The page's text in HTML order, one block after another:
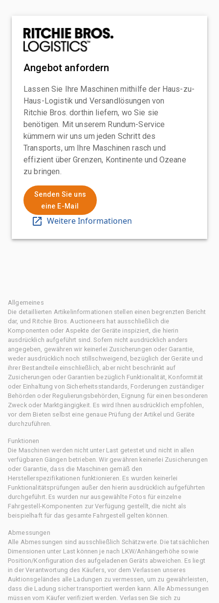
Angebot anfordern
Lassen Sie Ihre Maschinen mithilfe der Haus-zu-
Haus-Logistik und Versandlösungen von
Ritchie Bros. dorthin liefern, wo Sie sie
benötigen. Mit unserem Rundum-Service
kümmern wir uns um jeden Schritt des
Transports, um Ihre Maschinen rasch und
effizient über Grenzen, Kontinente und Ozeane
zu bringen.
Senden Sie uns
eine E-Mail
Weitere Informationen
Allgemeines
Die detaillierten Artikelinformationen stellen einen begrenzten Bericht
dar, und Ritchie Bros. Auctioneers hat ausschließlich die
Komponenten oder Aspekte der Geräte inspiziert, die hierin
ausdrücklich aufgeführt sind. Sofern nicht ausdrücklich anders
angegeben, gewähren wir keinerlei Zusicherungen oder Garantie,
weder ausdrücklich noch stillschweigend, bezüglich der Geräte und
ihrer Bestandteile einschließlich, aber nicht beschränkt auf
Zusicherungen oder Garantien bezüglich Funktionalität, Konformität
oder Einhaltung von Sicherheitsstandards, Forderungen zuständiger
Behörden oder Regulierungsbehörden, Eignung für einen besonderen
Zweck oder Marktgängigkeit. Es wird Ihnen ausdrücklich empfohlen,
vor dem Bieten selbst eine genaue Prüfung der Artikel und Geräte
durchzuführen.
Funktionen
Die Maschinen werden nicht unter Last getestet und nicht in allen
verfügbaren Gängen betrieben. Wir gewähren keinerlei Zusicherungen
oder Garantie, dass die Maschinen gemäß den
Herstellerspezifikationen funktionieren. Es wurden keinerlei
Funktionalitätsprüfungen außer den hierin ausdrücklich aufgeführten
durchgeführt. Es wurden nur ausgewählte Fotos für einzelne
Fahrgestell-Komponenten zur Verfügung gestellt, die nicht als
beispielhaft für das gesamte Fahrgestell gelten können.
Abmessungen
Alle Abmessungen sind ausschließlich Schätzwerte. Die tatsächlichen
Dimensionen unter Last können je nach LKW/Anhängerhöhe sowie
Position/Konfiguration des aufgeladenen Geräts abweichen. Es liegt
in der Verantwortung des Käufers, vor dem Verlassen unseres
Auktionsgeländes alle Ladungen zu vermessen, um zu gewährleisten,
dass die Ladung sicher transportiert werden kann. Alle Abmessungen
müssen vom Käufer verifiziert werden. Verlassen Sie sich zu